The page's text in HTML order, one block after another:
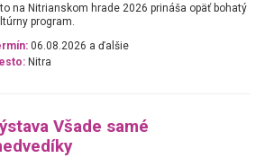
na Nitrianskom hrade 2026 prináša opäť bohatý
program.
06.08.2026 a ďalšie
Nitra
Všade samé